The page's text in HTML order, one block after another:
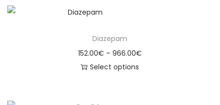
Diazepam
152.00€ – 966.00€
Select options